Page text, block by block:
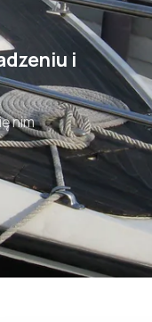
i
nim